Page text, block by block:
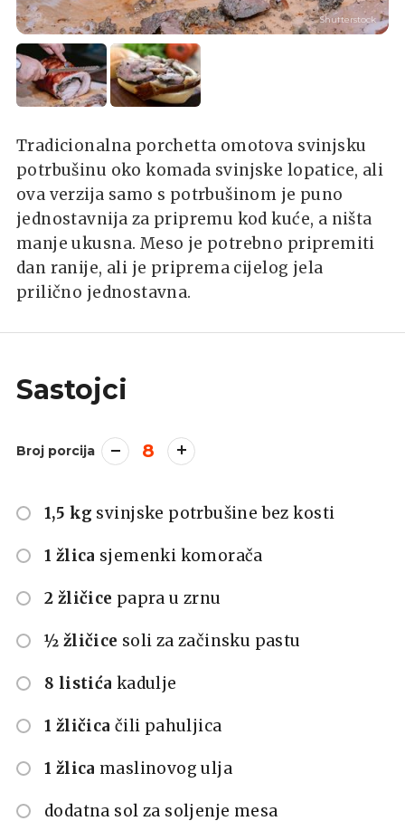
Shutterstock
Tradicionalna porchetta omotova svinjsku
potrbušinu oko komada svinjske lopatice, ali
ova verzija samo s potrbušinom je puno
jednostavnija za pripremu kod kuće, a ništa
manje ukusna. Meso je potrebno pripremiti
dan ranije, ali je priprema cijelog jela
prilično jednostavna.
Sastojci
Broj porcija 8
1,5 kg svinjske potrbušine bez kosti
1 žlica sjemenki komorača
2 žličice papra u zrnu
½ žličice soli za začinsku pastu
8 listića kadulje
1 žličica čili pahuljica
1 žlica maslinovog ulja
dodatna sol za soljenje mesa